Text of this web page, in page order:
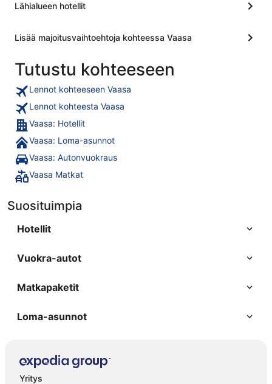
Lähialueen hotellit
Lisää majoitusvaihtoehtoja kohteessa Vaasa
Tutustu kohteeseen
Lennot kohteeseen Vaasa
Lennot kohteesta Vaasa
Vaasa: Hotellit
Vaasa: Loma-asunnot
Vaasa: Autonvuokraus
Vaasa Matkat
Suosituimpia
Hotellit
Vuokra-autot
Matkapaketit
Loma-asunnot
Yritys